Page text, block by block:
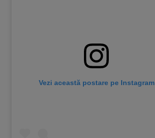
Vezi această postare pe Instagram